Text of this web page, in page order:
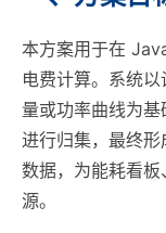
本方案用于在
电费计算。系统
量或功率曲线为
进行归集，最终
数据，为能耗看
源。